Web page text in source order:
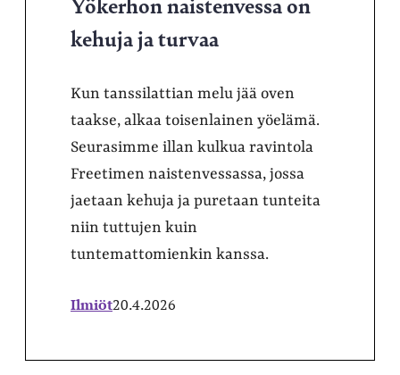
kehuja ja turvaa
Kun tanssilattian melu jää oven
taakse, alkaa toisenlainen yöelämä.
Seurasimme illan kulkua ravintola
Freetimen naistenvessassa, jossa
jaetaan kehuja ja puretaan tunteita
niin tuttujen kuin
tuntemattomienkin kanssa.
Ilmiöt20.4.2026